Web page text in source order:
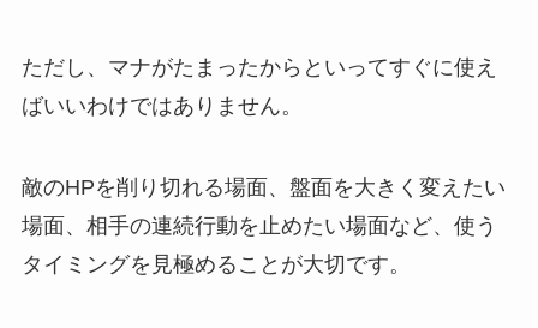
ただし、マナがたまったからといってすぐに使え
ばいいわけではありません。
敵のHPを削り切れる場面、盤面を大きく変えたい
場面、相手の連続行動を止めたい場面など、使う
タイミングを見極めることが大切です。